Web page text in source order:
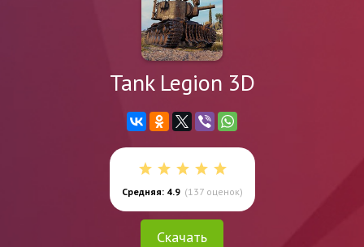
Tank Legion 3D
Средняя: 4.9 (137оценок)
Скачать